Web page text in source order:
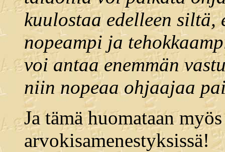
kuulostaa edelleen
nopeampi ja
voi antaa enemmän
niin nopeaa ohjaajaa
Ja tämä huomataan
arvokisamenestyksissä!